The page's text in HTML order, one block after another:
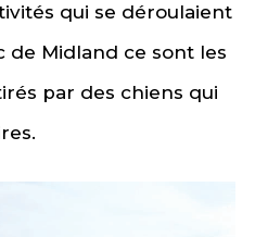
qui se déroulaient
de Midland ce sont les
par des chiens qui